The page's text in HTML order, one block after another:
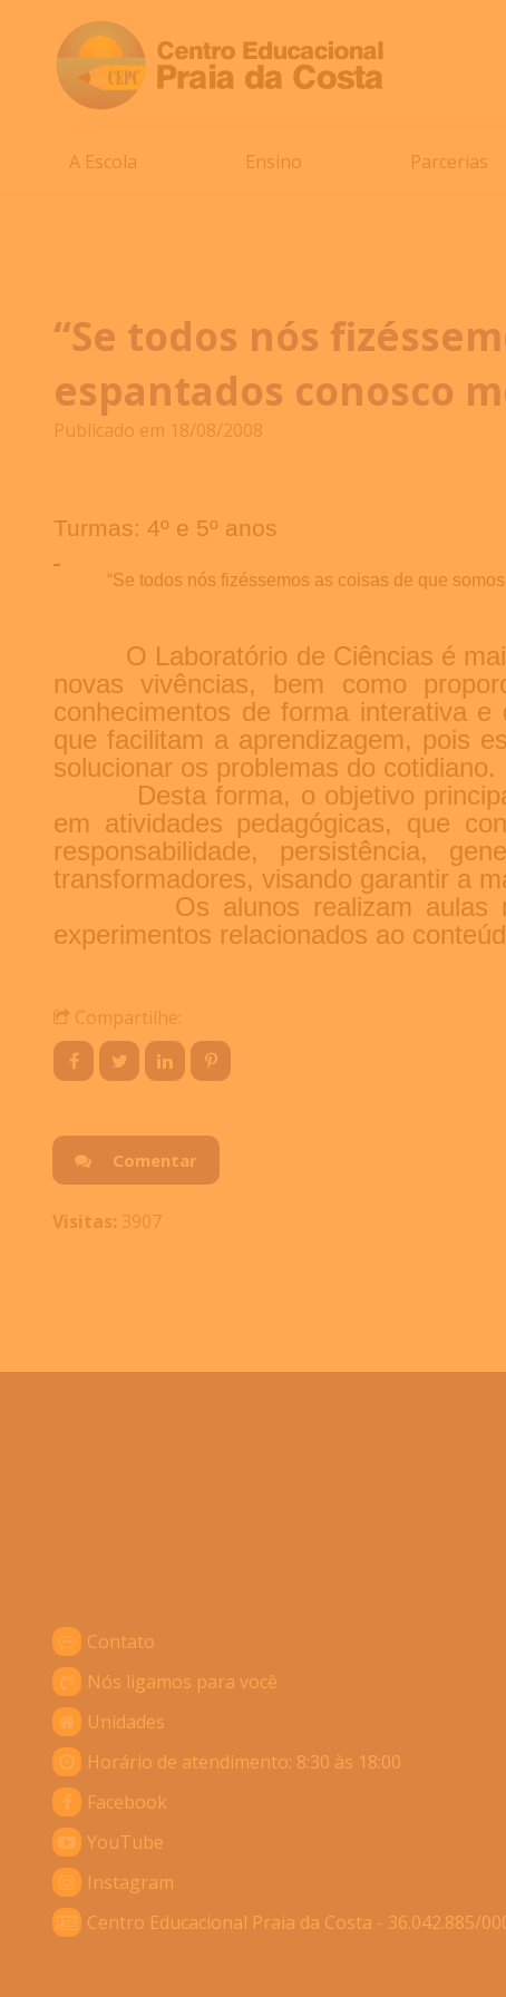
A Escola Ensino Parcerias
“Se todos nós
espantados conosco
Publicado em 18/08/2008
Turmas: 4º e 5º anos
“Se todos nós fizéssemos as coisas de que
O Laboratório de Ciências é
novas vivências, bem como
conhecimentos de forma interativa
que facilitam a aprendizagem, pois
solucionar os problemas do cotidiano.
Desta forma, o objetivo
em atividades pedagógicas, que
responsabilidade, persistência,
transformadores, visando garantir a
Os alunos realizam
experimentos relacionados ao
Compartilhe:
Comentar
Visitas: 3907
Contato
Nós ligamos para você
Unidades
Horário de atendimento: 8:30 às 18:00
Facebook
YouTube
Instagram
Centro Educacional Praia da Costa - 36.042.885/